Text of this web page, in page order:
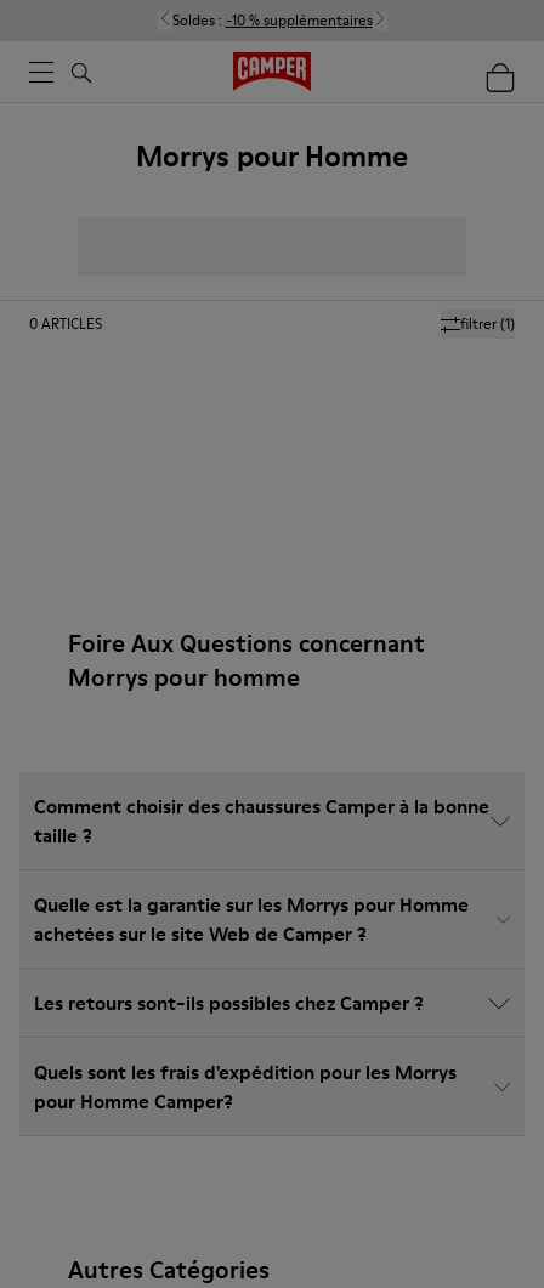
Soldes : -10 % supplémentaires
Morrys pour Homme
filtrer(1)
0ARTICLES
Foire Aux Questions concernant
Morrys pour homme
Comment choisir des chaussures Camper à la bonne
taille ?
Quelle est la garantie sur les Morrys pour Homme
achetées sur le site Web de Camper ?
Les retours sont-ils possibles chez Camper ?
Quels sont les frais d'expédition pour les Morrys
pour Homme Camper?
Autres Catégories